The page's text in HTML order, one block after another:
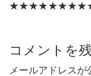
コメントを
メールアドレスが